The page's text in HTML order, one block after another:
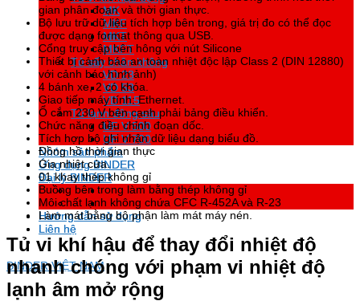
MK
MKF
MKT
MKFT
Tủ sấy chân không
VD 23
VD 53
VD 115
Tủ lạnh đông sâu
UF V 500
UF V 700
Nhóm sản phẩm
Ứng dụng BINDER
Đại lý BINDER
Hướng dẫn sử dụng
Liên hệ
BINDER VIỆT NAM
MK
MKF
MKT
MKFT
Tủ sấy chân không
VD 23
VD 53
VD 115
Tủ lạnh đông sâu
UF V 500
UF V 700
Nhóm sản phẩm
Ứng dụng BINDER
Đại lý BINDER
Hướng dẫn sử dụng
Liên hệ
gian phân đoạn và thời gian thực.
Bộ lưu trữ dữ liệu tích hợp bên trong, giá trị đo có thể đọc
được dạng format thông qua USB.
Cổng truy cập bên hông với nút Silicone
Thiết bị cảnh báo an toàn nhiệt độc lập Class 2 (DIN 12880)
với cảnh báo hình ảnh)
4 bánh xe, 2 có khóa.
Giao tiếp máy tính: Ethernet.
Ổ cắm 230 V bên cạnh phải bảng điều khiển.
Chức năng điều chỉnh đoạn dốc.
Tích hợp bộ ghi nhận dữ liệu dạng biểu đồ.
Đồng hồ thời gian thực
Gia nhiệt cửa.
01 khay thép không gỉ
Buồng bên trong làm bằng thép không gỉ
Môi chất lạnh không chứa CFC R-452A và R-23
Làm mát bằng bộ phận làm mát máy nén.
Tủ vi khí hậu để thay đổi nhiệt độ
nhanh chóng với phạm vi nhiệt độ
lạnh âm mở rộng